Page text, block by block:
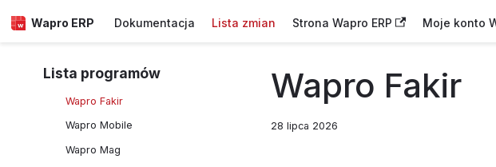
Wapro ERP Dokumentacja Lista zmian Strona Wapro ERP Moje konto
Lista programów
Wapro Fakir
Wapro Mobile
Wapro Mag
Wapro Fakir
28 lipca 2026